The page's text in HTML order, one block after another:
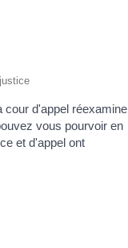
cour d'appel réexamine
vous pourvoir en
et d'appel ont